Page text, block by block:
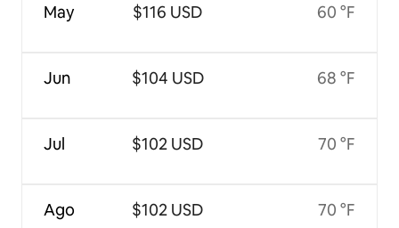
May
Jun
Jul
Ago
$116 USD
$104 USD
$102 USD
$102 USD
60 °F
68 °F
70 °F
70 °F